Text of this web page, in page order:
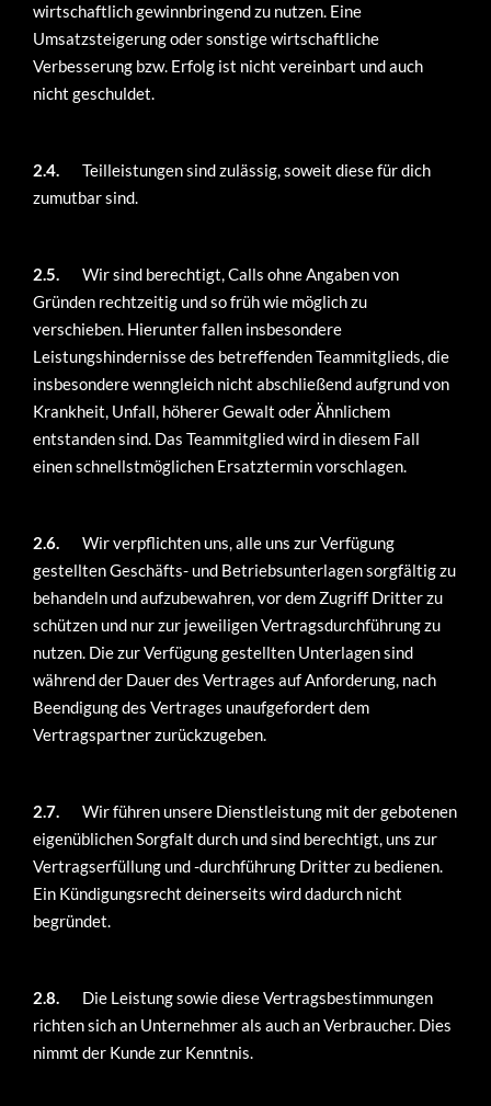
wirtschaftlich gewinnbringend zu nutzen. Eine
Umsatzsteigerung oder sonstige wirtschaftliche
Verbesserung bzw. Erfolg ist nicht vereinbart und auch
nicht geschuldet.
2.4. Teilleistungen sind zulässig, soweit diese für dich
zumutbar sind.
2.5. Wir sind berechtigt, Calls ohne Angaben von
Gründen rechtzeitig und so früh wie möglich zu
verschieben. Hierunter fallen insbesondere
Leistungshindernisse des betreffenden Teammitglieds, die
insbesondere wenngleich nicht abschließend aufgrund von
Krankheit, Unfall, höherer Gewalt oder Ähnlichem
entstanden sind. Das Teammitglied wird in diesem Fall
einen schnellstmöglichen Ersatztermin vorschlagen.
2.6. Wir verpflichten uns, alle uns zur Verfügung
gestellten Geschäfts- und Betriebsunterlagen sorgfältig zu
behandeln und aufzubewahren, vor dem Zugriff Dritter zu
schützen und nur zur jeweiligen Vertragsdurchführung zu
nutzen. Die zur Verfügung gestellten Unterlagen sind
während der Dauer des Vertrages auf Anforderung, nach
Beendigung des Vertrages unaufgefordert dem
Vertragspartner zurückzugeben.
2.7. Wir führen unsere Dienstleistung mit der gebotenen
eigenüblichen Sorgfalt durch und sind berechtigt, uns zur
Vertragserfüllung und -durchführung Dritter zu bedienen.
Ein Kündigungsrecht deinerseits wird dadurch nicht
begründet.
2.8. Die Leistung sowie diese Vertragsbestimmungen
richten sich an Unternehmer als auch an Verbraucher. Dies
nimmt der Kunde zur Kenntnis.